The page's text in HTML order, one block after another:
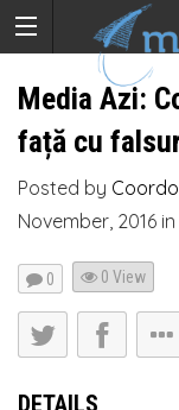
Media Azi:
față cu
Posted by
November, 2016 in
0 0 View
DETAILS